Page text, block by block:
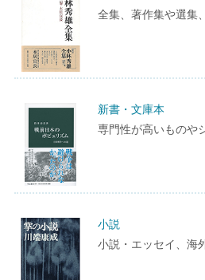
全集、著作集や選集
新書・文庫本
専門性が高いものや
小説
小説・エッセイ、海